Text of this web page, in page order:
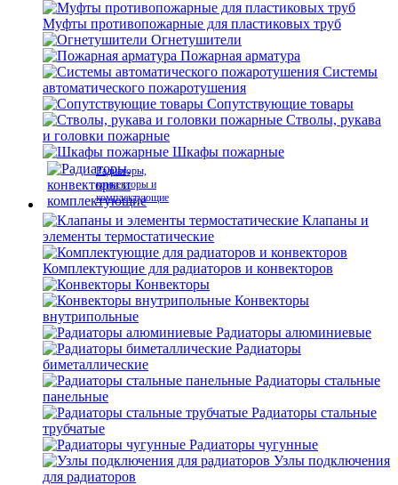
Муфты противопожарные для пластиковых труб
Огнетушители
Пожарная арматура
Системы
автоматического пожаротушения
Сопутствующие товары
Стволы, рукава
и головки пожарные
Шкафы пожарные
Радиаторы,
конвекторы и
комплектующие
Клапаны и
элементы термостатические
Комплектующие для радиаторов и конвекторов
Конвекторы
Конвекторы
внутрипольные
Радиаторы алюминиевые
Радиаторы
биметаллические
Радиаторы стальные
панельные
Радиаторы стальные
трубчатые
Радиаторы чугунные
Узлы подключения
для радиаторов